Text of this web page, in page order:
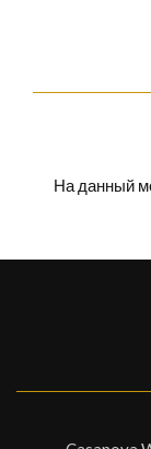
На данный